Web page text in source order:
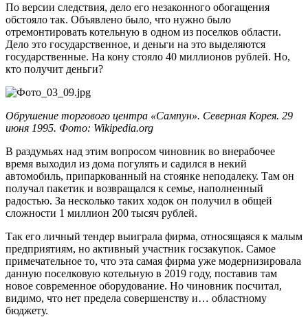
По версии следствия, дело его незаконного обогащения
обстояло так. Объявлено было, что нужно было
отремонтировать котельную в одном из поселков области.
Дело это государственное, и деньги на это выделяются
государственные. На кону стояло 40 миллионов рублей. Но,
кто получит деньги?
Обрушение торгового центра «Сампун». Северная Корея. 29
июня 1995. Фото: Wikipedia.org
В раздумьях над этим вопросом чиновник во внерабочее
время выходил из дома погулять и садился в некий
автомобиль, припаркованный на стоянке неподалеку. Там он
получал пакетик и возвращался к семье, наполненный
радостью. За несколько таких ходок он получил в общей
сложности 1 миллион 200 тысяч рублей.
Так его личный тендер выиграла фирма, относящаяся к малым
предприятиям, но активный участник госзакупок. Самое
примечательное то, что эта самая фирма уже модернизировала
данную поселковую котельную в 2019 году, поставив там
новое современное оборудование. Но чиновник посчитал,
видимо, что нет предела совершенству и… областному
бюджету.